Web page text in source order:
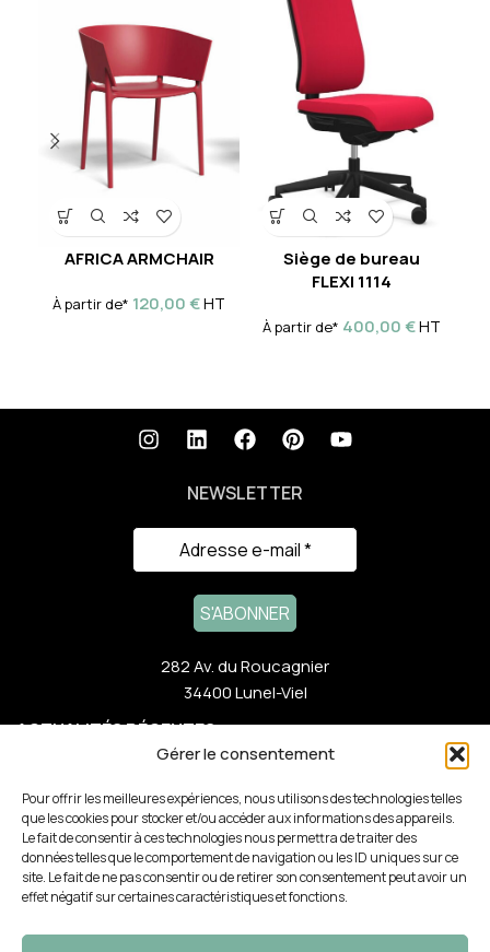
Gérer le consentement
Pour offrir les meilleures expériences, nous utilisons des technologies telles
que les cookies pour stocker et/ou accéder aux informations des appareils.
Le fait de consentir à ces technologies nous permettra de traiter des
données telles que le comportement de navigation ou les ID uniques sur ce
site. Le fait de ne pas consentir ou de retirer son consentement peut avoir un
effet négatif sur certaines caractéristiques et fonctions.
AFRICA ARMCHAIR
À partir de* 120,00€HT
Siège de bureau
FLEXI 1114
À partir de* 400,00€HT
NEWSLETTER
282 Av. du Roucagnier
34400 Lunel-Viel
ACTUALITÉS RÉCENTES
NOTRE GAMME
LIENS RAPIDES
PARTENAIRES